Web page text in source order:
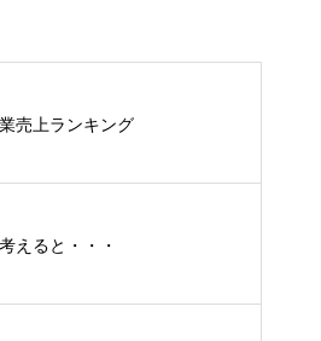
売上ランキング
えると・・・